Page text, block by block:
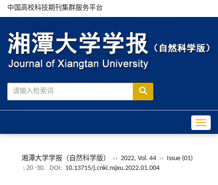
中国高校科技期刊集群服务平台
湘潭大学学报（自然科学版） ›› 2022, Vol. 44 ›› Issue (01)
: 20 -30.
DOI: 10.13715/j.cnki.nsjxu.2022.01.004